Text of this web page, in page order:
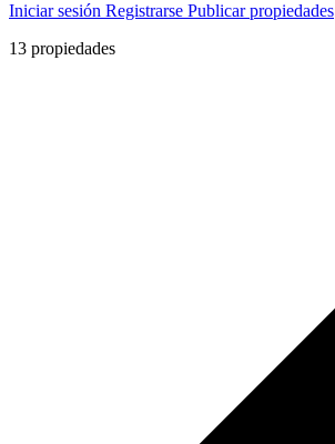
Iniciar sesión Registrarse Publicar propiedades
13 propiedades